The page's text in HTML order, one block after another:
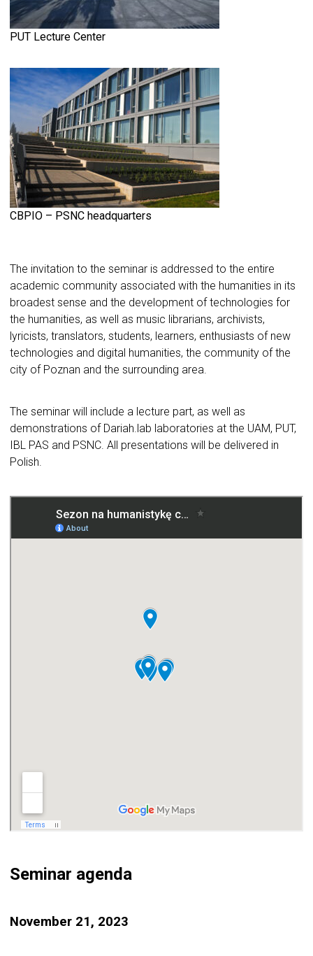
PUT Lecture Center
CBPIO – PSNC headquarters
The invitation to the seminar is addressed to the entire
academic community associated with the humanities in its
broadest sense and the development of technologies for
the humanities, as well as music librarians, archivists,
lyricists, translators, students, learners, enthusiasts of new
technologies and digital humanities, the community of the
city of Poznan and the surrounding area.
The seminar will include a lecture part, as well as
demonstrations of Dariah.lab laboratories at the UAM, PUT,
IBL PAS and PSNC. All presentations will be delivered in
Polish.
Seminar agenda
November 21, 2023